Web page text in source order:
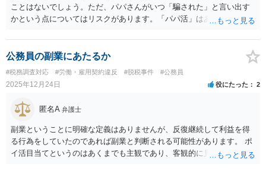
ことはないでしょう。ただ、パパさんがいつ「騙された」と言い出す
かという点についてはリスクがあります。「パパ活」はあまり（とい
公務員の副業にあたるか
#税務調査対応 #労働・雇用契約違反 #脱税事件 #公務員
2025年12月24日 役にたった 2
匿名A 弁護士
副業ということに明確な定義はありませんが、反復継続して利益を得
る行為をしていたのであれば副業と判断される可能性があります。 ポ
イ活目当てというのはあくまでも主観であり、客観的に見た場合、副